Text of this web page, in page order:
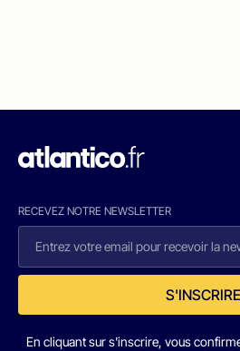
RECEVEZ NOTRE NEWSLETTER
S'INSCRIRE
En cliquant sur s'inscrire, vous